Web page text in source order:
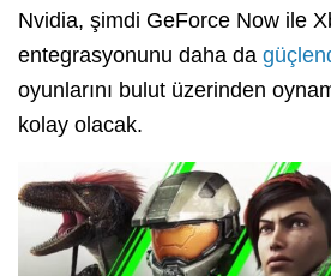
Nvidia, şimdi GeForce Now ile
entegrasyonunu daha da
oyunlarını bulut üzerinden
kolay olacak.